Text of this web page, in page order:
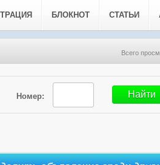
БЛОКНОТ СТАТЬИ
Всего
Номер: